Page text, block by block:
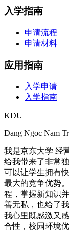
入学指南
申请流程
申请材料
应用指南
入学申请
入学指南
KDU
Dang Ngoc Nam
我是京东大学 经
给我带来了非常
可以让学生拥有
最大的竞争优势
程，掌握新知识
善无私，也给了
我心里既感激又
合性，校园环境